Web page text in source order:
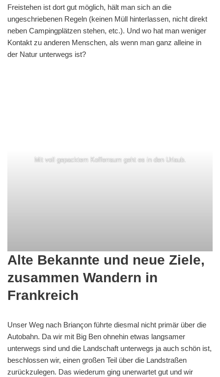
Freistehen ist dort gut möglich, hält man sich an die
ungeschriebenen Regeln (keinen Müll hinterlassen, nicht direkt
neben Campingplätzen stehen, etc.). Und wo hat man weniger
Kontakt zu anderen Menschen, als wenn man ganz alleine in
der Natur unterwegs ist?
Mit voll gepacktem Kofferraum geht es in den Urlaub.
Alte Bekannte und neue Ziele,
zusammen Wandern in
Frankreich
Unser Weg nach Briançon führte diesmal nicht primär über die
Autobahn. Da wir mit Big Ben ohnehin etwas langsamer
unterwegs sind und die Landschaft unterwegs ja auch schön ist,
beschlossen wir, einen großen Teil über die Landstraßen
zurückzulegen. Das wiederum ging unerwartet gut und wir